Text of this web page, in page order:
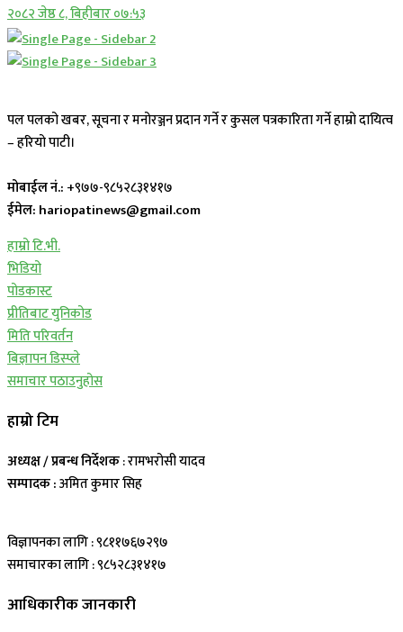
२०८२ जेष्ठ ८, बिहीबार ०७:५३
पल पलको खबर, सूचना र मनोरञ्जन प्रदान गर्ने र कुसल पत्रकारिता गर्ने हाम्रो दायित्व
– हरियो पाटी।
मोबाईल नं.: +९७७-९८५२८३१४१७
ईमेल: hariopatinews@gmail.com
हाम्रो टि.भी.
भिडियो
पोडकास्ट
प्रीतिबाट युनिकोड
मिति परिवर्तन
बिज्ञापन डिस्प्ले
समाचार पठाउनुहोस
हाम्रो टिम
अध्यक्ष / प्रबन्ध निर्देशक: रामभरोसी यादव
सम्पादक :अमित कुमार सिह
विज्ञापनका लागि : ९८११७६७२९७
समाचारका लागि : ९८५२८३१४१७
आधिकारीक जानकारी